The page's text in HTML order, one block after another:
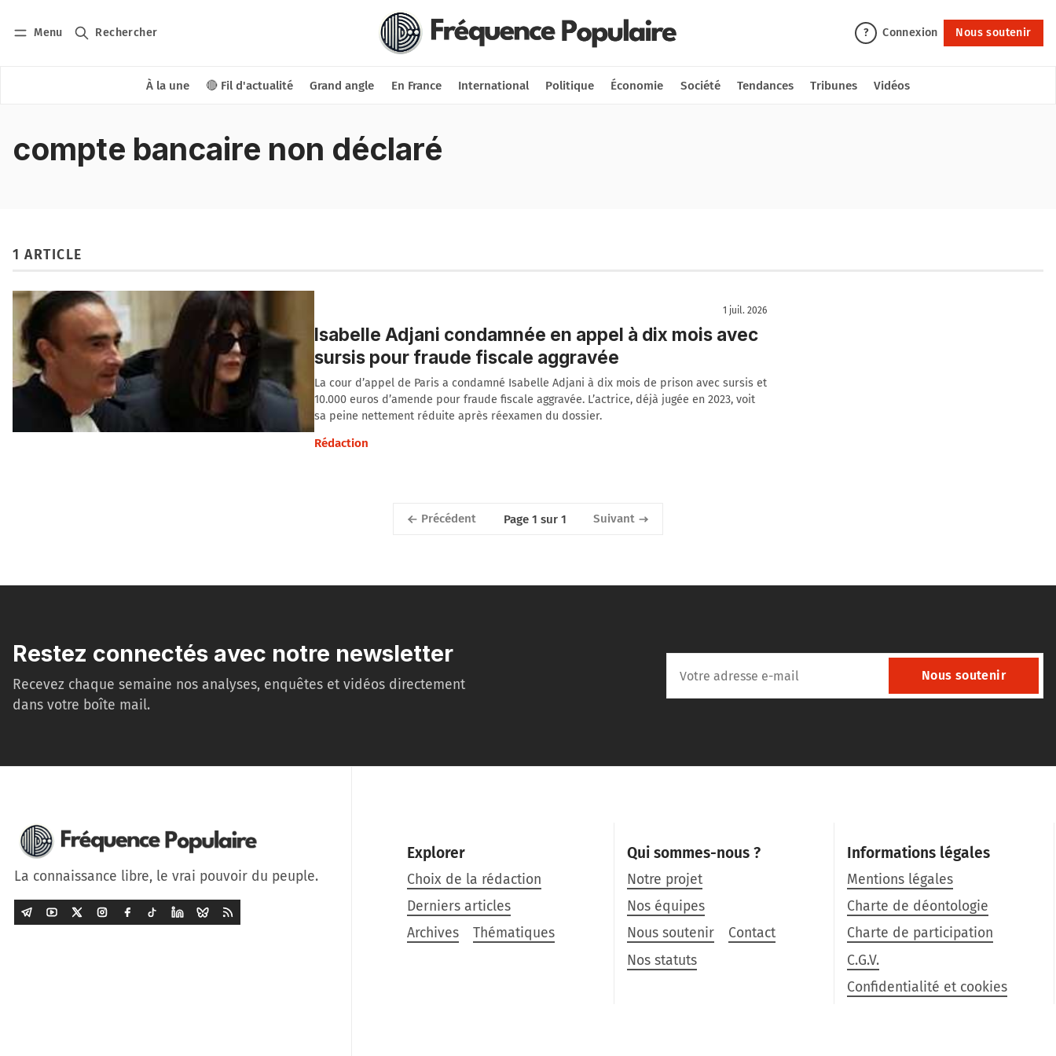
Menu Rechercher ? Connexion Nous soutenir
À la une 🔴 Fil d'actualité Grand angle En France International Politique Économie Société Tendances Tribunes Vidéos
Nous soutenir
compte bancaire non déclaré
1 ARTICLE
1 juil. 2026
Isabelle Adjani condamnée en appel à dix mois avec
sursis pour fraude fiscale aggravée
La cour d’appel de Paris a condamné Isabelle Adjani à dix mois de prison avec sursis et
10.000 euros d’amende pour fraude fiscale aggravée. L’actrice, déjà jugée en 2023, voit
sa peine nettement réduite après réexamen du dossier.
Rédaction
Précédent Page 1 sur 1 Suivant
Restez connectés avec notre newsletter
Recevez chaque semaine nos analyses, enquêtes et vidéos directement
dans votre boîte mail.
Nous soutenir
La connaissance libre, le vrai pouvoir du peuple.
Explorer
Choix de la rédaction
Derniers articles
Archives
Thématiques
Qui sommes-nous ?
Notre projet
Nos équipes
Nous soutenir
Contact
Nos statuts
Informations légales
Mentions légales
Charte de déontologie
Charte de participation
C.G.V.
Confidentialité et cookies